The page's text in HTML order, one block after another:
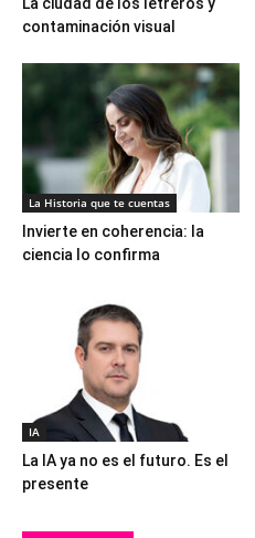
La ciudad de los letreros y
contaminación visual
La Historia que te cuentas
Invierte en coherencia: la
ciencia lo confirma
IA
La IA ya no es el futuro. Es el
presente